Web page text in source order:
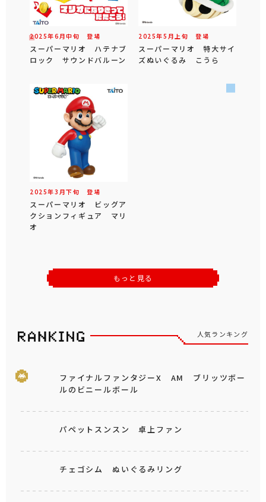
2025年6 月中旬 登場
スーパーマリオ ハテナブ
ロック サウンドバルーン
2025年5 月 上旬 登場
スーパーマリオ 特大サイ
ズぬいぐるみ こうら
2025年3 月下旬 登場
スーパーマリオ ビッグア
クションフィギュア マリ
オ
もっと見る
人気ランキング
ファイナルファンタジーX AM ブリッツボー
ルのビニールボール
パペットスンスン 卓上ファン
チェゴシム ぬいぐるみリング